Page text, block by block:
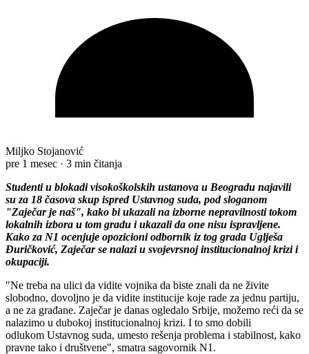
Miljko Stojanović
pre 1 mesec · 3 min čitanja
Studenti u blokadi visokoškolskih ustanova u Beogradu najavili
su za 18 časova skup ispred Ustavnog suda, pod sloganom
"Zaječar je naš", kako bi ukazali na izborne nepravilnosti tokom
lokalnih izbora u tom gradu i ukazali da one nisu ispravljene.
Kako za N1 ocenjuje opozicioni odbornik iz tog grada Uglješa
Đuričković, Zaječar se nalazi u svojevrsnoj institucionalnoj krizi i
okupaciji.
"Ne treba na ulici da vidite vojnika da biste znali da ne živite
slobodno, dovoljno je da vidite institucije koje rade za jednu partiju,
a ne za građane. Zaječar je danas ogledalo Srbije, možemo reći da se
nalazimo u dubokoj institucionalnoj krizi. I to smo dobili
odlukom Ustavnog suda, umesto rešenja problema i stabilnost, kako
pravne tako i društvene", smatra sagovornik N1.